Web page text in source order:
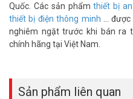
Quốc. Các sản phẩmthiết bị
thiết bị điện thông minh ...
nghiêm ngặt trước khi bán ra
chính hãng tại Việt Nam.
Sản phẩm liên quan